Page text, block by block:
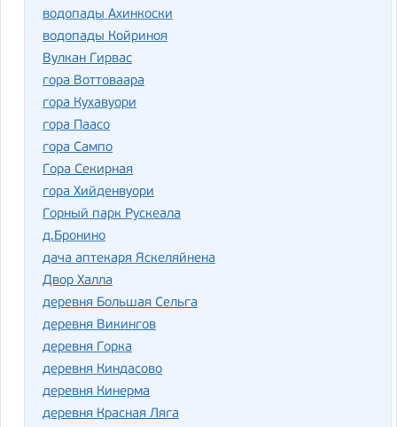
водопады Ахинкоски
водопады Койриноя
Вулкан Гирвас
гора Воттоваара
гора Кухавуори
гора Паасо
гора Сампо
Гора Секирная
гора Хийденвуори
Горный парк Рускеала
д.Бронино
дача аптекаря Яскеляйнена
Двор Халла
деревня Большая Сельга
деревня Викингов
деревня Горка
деревня Киндасово
деревня Кинерма
деревня Красная Ляга